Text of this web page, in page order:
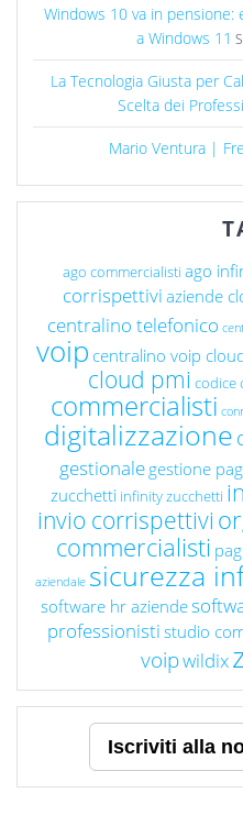
Windows 10 va in pensione:
a Windows 11
La Tecnologia Giusta per
Scelta dei
Mario Ventura |
ago commercialisti ago
corrispettivi aziende
centralino telefonico
voip centralino voip
cloud pmi codice
commercialisti
digitalizzazione
gestionale gestione
zucchetti infinity zucchetti
invio corrispettivi
commercialisti
aziendale sicurezza
software hr aziende
professionisti studio
voipwildix
Iscriviti alla